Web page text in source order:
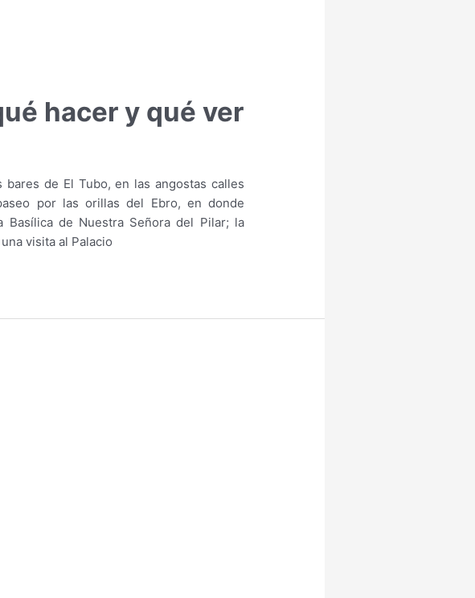
hacer y qué ver
de El Tubo, en las angostas calles
por las orillas del Ebro, en donde
Basílica de Nuestra Señora del Pilar; la
visita al Palacio